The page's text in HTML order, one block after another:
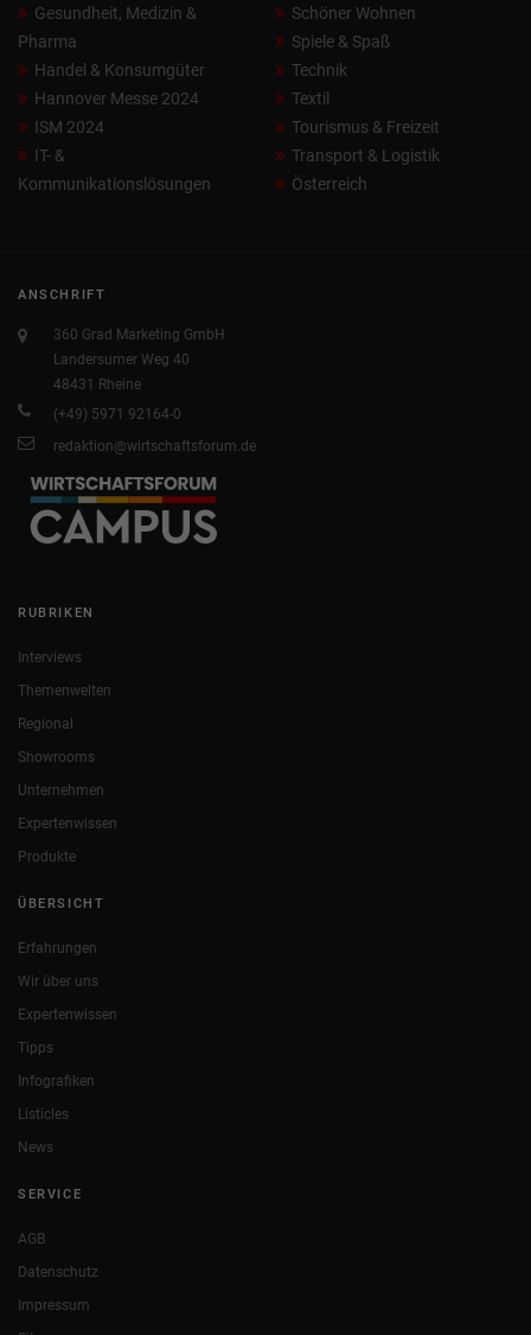
Gesundheit, Medizin &
Pharma
Handel & Konsumgüter
Hannover Messe 2024
ISM 2024
IT- &
Kommunikationslösungen
Schöner Wohnen
Spiele & Spaß
Technik
Textil
Tourismus & Freizeit
Transport & Logistik
Österreich
ANSCHRIFT
360 Grad Marketing GmbH
Landersumer Weg 40
48431 Rheine
(+49) 5971 92164-0
redaktion@wirtschaftsforum.de
RUBRIKEN
Interviews
Themenwelten
Regional
Showrooms
Unternehmen
Expertenwissen
Produkte
ÜBERSICHT
Erfahrungen
Wir über uns
Expertenwissen
Tipps
Infografiken
Listicles
News
SERVICE
AGB
Datenschutz
Impressum